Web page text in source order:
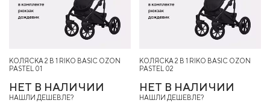
КОЛЯСКА 2 В 1 RIKO BASIC OZON
PASTEL 01
НЕТ В НАЛИЧИИ
НАШЛИ ДЕШЕВЛЕ?
КОЛЯСКА 2 В 1 RIKO BASIC OZON
PASTEL 02
НЕТ В НАЛИЧИИ
НАШЛИ ДЕШЕВЛЕ?